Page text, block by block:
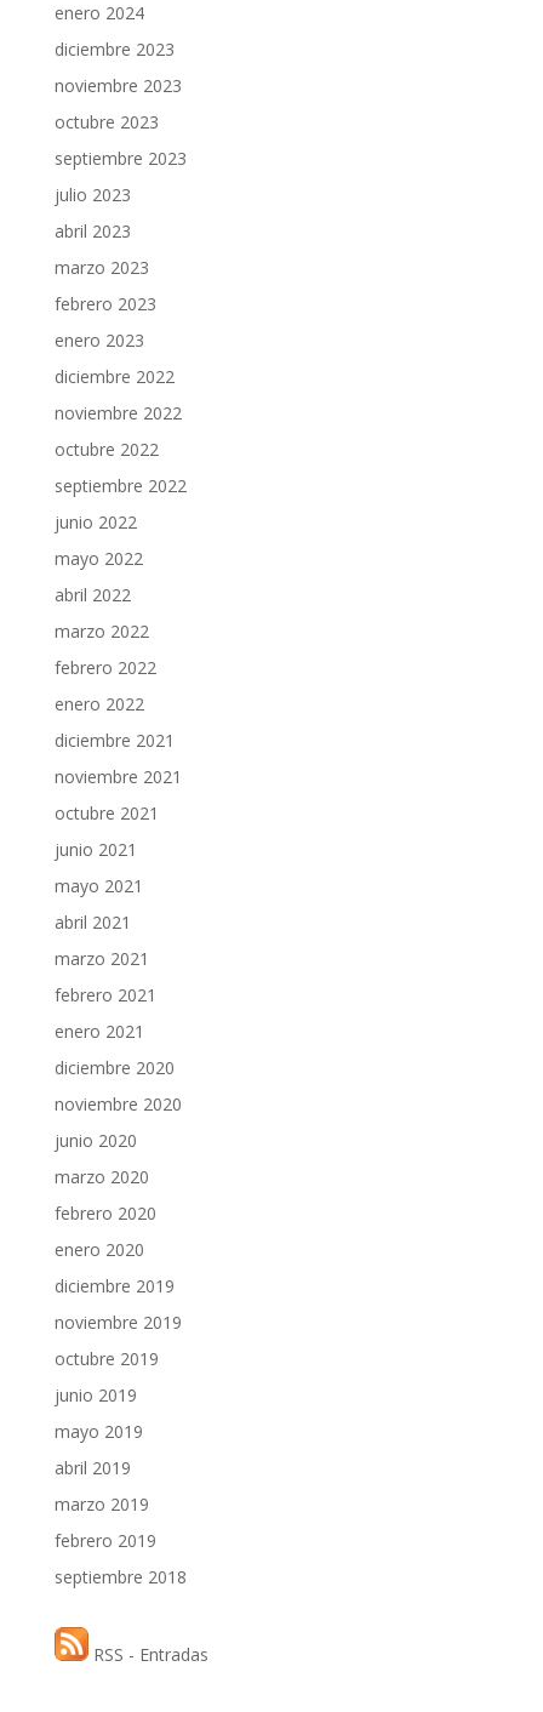
enero 2024
diciembre 2023
noviembre 2023
octubre 2023
septiembre 2023
julio 2023
abril 2023
marzo 2023
febrero 2023
enero 2023
diciembre 2022
noviembre 2022
octubre 2022
septiembre 2022
junio 2022
mayo 2022
abril 2022
marzo 2022
febrero 2022
enero 2022
diciembre 2021
noviembre 2021
octubre 2021
junio 2021
mayo 2021
abril 2021
marzo 2021
febrero 2021
enero 2021
diciembre 2020
noviembre 2020
junio 2020
marzo 2020
febrero 2020
enero 2020
diciembre 2019
noviembre 2019
octubre 2019
junio 2019
mayo 2019
abril 2019
marzo 2019
febrero 2019
septiembre 2018
RSS - Entradas